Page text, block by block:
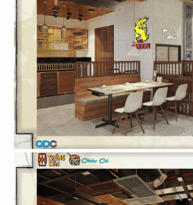
CN Thiso Mall CN
37
EL GAUCHO
CN Hà Nội
38
EL
CN